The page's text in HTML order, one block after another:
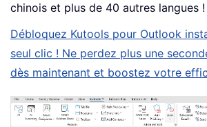
chinois et plus de 40 autres langues !
Débloquez Kutools pour Outlook
seul clic ! Ne perdez plus une
dès maintenant et boostez votre